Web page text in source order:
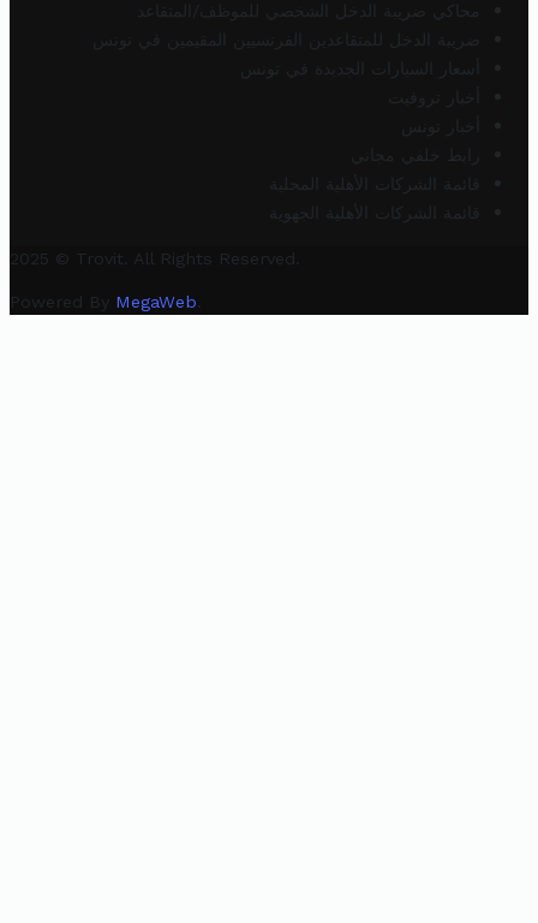
محاكي ضريبة الدخل الشخصي للموظف/المتقاعد
ضريبة الدخل للمتقاعدين الفرنسيين المقيمين في تونس
أسعار السيارات الجديدة في تونس
أخبار تروفيت
أخبار تونس
رابط خلفي مجاني
قائمة الشركات الأهلية المحلية
قائمة الشركات الأهلية الجهوية
2025 © Trovit. All Rights Reserved.
Powered By MegaWeb